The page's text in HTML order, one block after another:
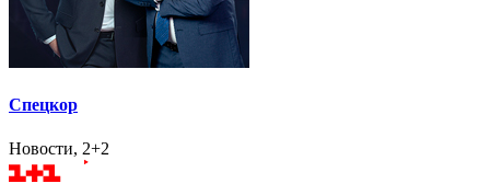
Спецкор
Новости, 2+2